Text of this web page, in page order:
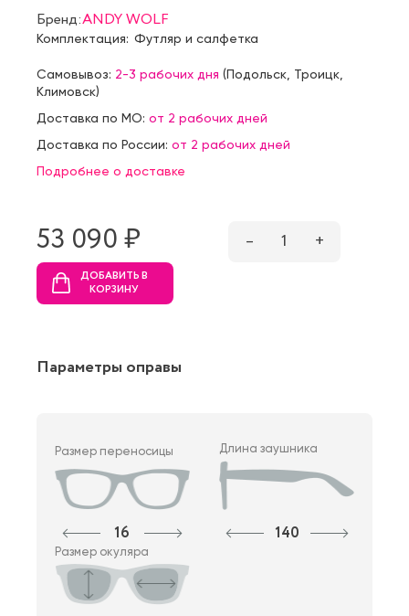
Бренд:ANDY WOLF
Комплектация: Футляр и салфетка
Самовывоз: 2-3 рабочих дня (Подольск Троицк
Климовск)
Доставка по МО: от 2 рабочих дней
Доставка по России: от 2 рабочих дней
Подробнее о доставке
53 090 ₷ – 1 +
ДОБАВИТЬ В
КОРЗИНУ
Параметры оправы
Размер переносицы
16
Длина заушника
140
Размер окуляра